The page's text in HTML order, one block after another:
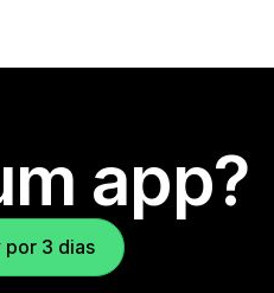
app?
por 3 dias